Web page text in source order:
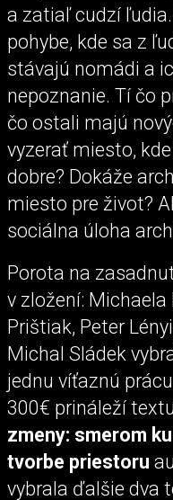
a zatiaľ cudzí
pohybe, kde sa z
stávajú nomádi a
nepoznanie. Tí čo
čo ostali majú
vyzerať miesto,
dobre? Dokáže
miesto pre život?
sociálna úloha
Porota na
v zložení:
Prištiak, Peter
Michal Sládek
jednu víťaznú
300€ prináleží textu
zmeny: smerom
tvorbe priestoru
vybrala ďalšie dva